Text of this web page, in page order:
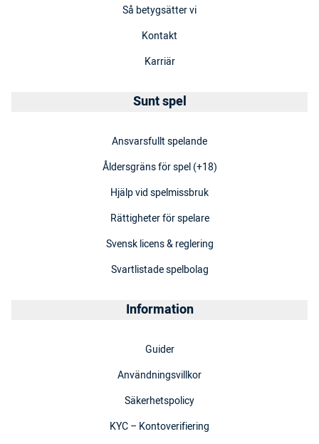
Så betygsätter vi
Kontakt
Karriär
Sunt spel
Ansvarsfullt spelande
Åldersgräns för spel (+18)
Hjälp vid spelmissbruk
Rättigheter för spelare
Svensk licens & reglering
Svartlistade spelbolag
Information
Guider
Användningsvillkor
Säkerhetspolicy
KYC – Kontoverifiering